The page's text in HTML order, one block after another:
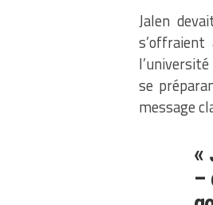
Jalen
se
message
«
–